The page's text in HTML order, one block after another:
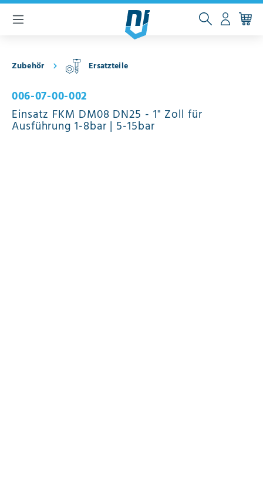
springen
Zubehör Ersatzteile
006-07-00-002
Einsatz FKM DM08 DN25 - 1" Zoll für
Ausführung 1-8bar | 5-15bar